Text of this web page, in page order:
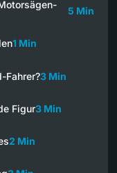
5 Min
1 Min
Fahrer?3 Min
Figur3 Min
2 Min